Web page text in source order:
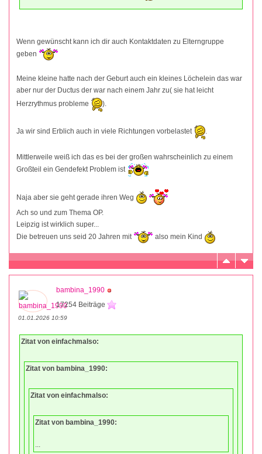
Wenn gewünscht kann ich dir auch Kontaktdaten zu Elterngruppe
geben
Meine kleine hatte nach der Geburt auch ein kleines Löchelein das war
aber nur der Ductus der war nach einem Jahr zu( sie hat leicht
Herzrythmus probleme
).
Ja wir sind Erblich auch in viele Richtungen vorbelastet
Mittlerweile weiß ich das es bei der großen wahrscheinlich zu einem
Großteil ein Gendefekt Problem ist
Naja aber sie geht gerade ihren Weg
Ach so und zum Thema OP.
Leipzig ist wirklich super...
Die betreuen uns seid 20 Jahren mit
also mein Kind
bambina_1990
17254 Beiträge
01.01.2026 10:59
Zitat von einfachmalso:
Zitat von bambina_1990:
Zitat von einfachmalso:
Zitat von bambina_1990: